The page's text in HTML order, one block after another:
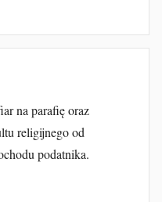
na parafię oraz
religijnego od
podatnika.